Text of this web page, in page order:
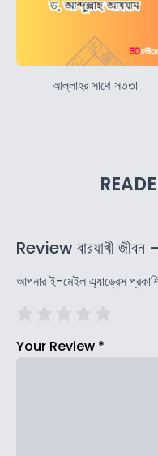
আল্লাহর সাথে সততা
Review বারযাখী জীবন
আপনার ই-মেইল এ্যাড্রেস
Your Review *